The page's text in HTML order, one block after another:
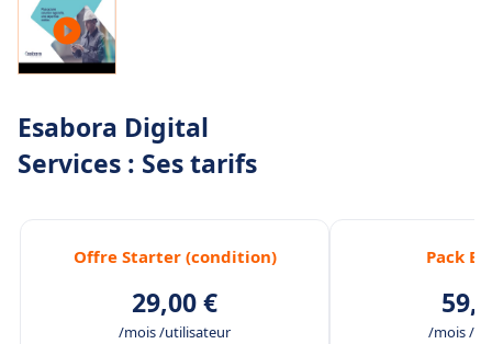
Esabora Digital
Services : Ses tarifs
Offre Starter (condition)
29,00 €
/mois /utilisateur
Pack
/mois /